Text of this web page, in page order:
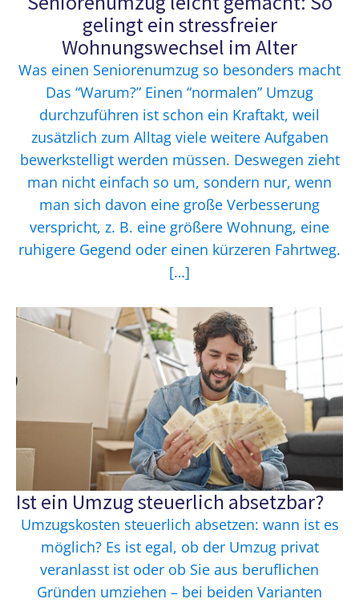
gelingt ein stressfreier
Wohnungswechsel im Alter
Was einen Seniorenumzug so besonders macht
Das “Warum?” Einen “normalen” Umzug
durchzuführen ist schon ein Kraftakt, weil
zusätzlich zum Alltag viele weitere Aufgaben
bewerkstelligt werden müssen. Deswegen zieht
man nicht einfach so um, sondern nur, wenn
man sich davon eine große Verbesserung
verspricht, z. B. eine größere Wohnung, eine
ruhigere Gegend oder einen kürzeren Fahrtweg.
[…]
Ist ein Umzug steuerlich absetzbar?
Umzugskosten steuerlich absetzen: wann ist es
möglich? Es ist egal, ob der Umzug privat
veranlasst ist oder ob Sie aus beruflichen
Gründen umziehen – bei beiden Varianten